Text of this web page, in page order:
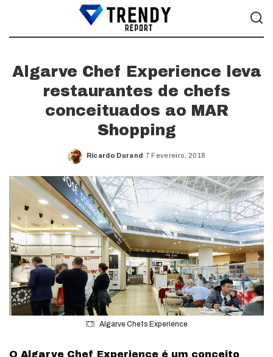
Algarve Chef Experience leva
restaurantes de chefs
conceituados ao MAR
Shopping
Posted
Ricardo Durand 7 Fevereiro, 2018
Algarve Chefs Experience
O Algarve Chef Experience é um conceito